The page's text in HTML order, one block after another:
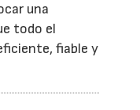
una
todo el
fiable y